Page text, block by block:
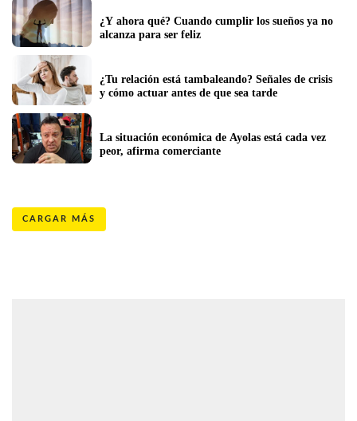
¿Y ahora qué? Cuando cumplir los sueños ya no
¿Tu relación está tambaleando? Señales de crisis
y cómo actuar antes de que sea tarde
La situación económica de Ayolas está cada vez
peor, afirma comerciante
CARGAR MÁS